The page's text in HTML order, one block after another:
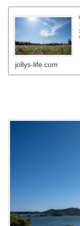
jollys-life.com